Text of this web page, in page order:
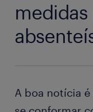
medidas
A boa notícia